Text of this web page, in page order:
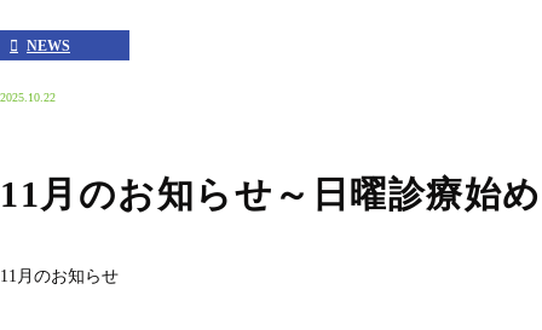
NEWS
2025.10.22
11月のお知らせ～日曜診療始
11月のお知らせ